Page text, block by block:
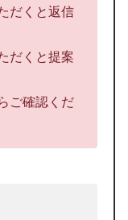
だくと返信
だくと提案
ご確認くだ